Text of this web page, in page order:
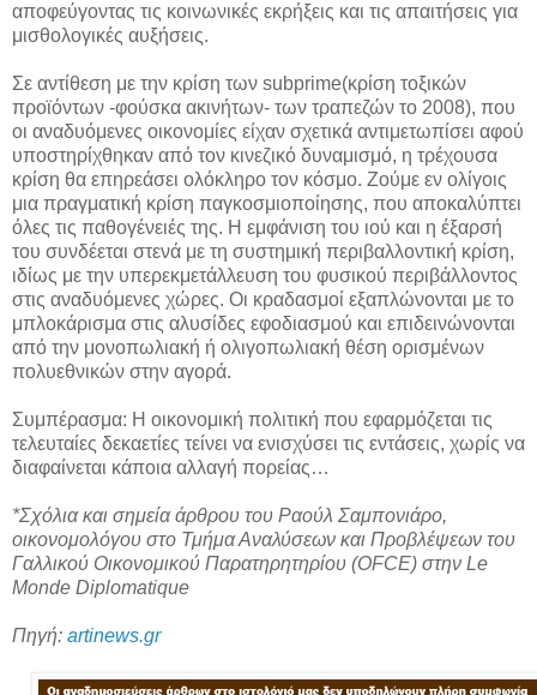
αποφεύγοντας τις κοινωνικές εκρήξεις και τις απαιτήσεις για
μισθολογικές αυξήσεις.
Σε αντίθεση με την κρίση των subprime(κρίση τοξικών
προϊόντων -φούσκα ακινήτων- των τραπεζών το 2008), που
οι αναδυόμενες οικονομίες είχαν σχετικά αντιμετωπίσει αφού
υποστηρίχθηκαν από τον κινεζικό δυναμισμό, η τρέχουσα
κρίση θα επηρεάσει ολόκληρο τον κόσμο. Ζούμε εν ολίγοις
μια πραγματική κρίση παγκοσμιοποίησης, που αποκαλύπτει
όλες τις παθογένειές της. Η εμφάνιση του ιού και η έξαρσή
του συνδέεται στενά με τη συστημική περιβαλλοντική κρίση,
ιδίως με την υπερεκμετάλλευση του φυσικού περιβάλλοντος
στις αναδυόμενες χώρες. Οι κραδασμοί εξαπλώνονται με το
μπλοκάρισμα στις αλυσίδες εφοδιασμού και επιδεινώνονται
από την μονοπωλιακή ή ολιγοπωλιακή θέση ορισμένων
πολυεθνικών στην αγορά.
Συμπέρασμα: Η οικονομική πολιτική που εφαρμόζεται τις
τελευταίες δεκαετίες τείνει να ενισχύσει τις εντάσεις, χωρίς να
διαφαίνεται κάποια αλλαγή πορείας…
*Σχόλια και σημεία άρθρου του Ραούλ Σαμπονιάρο,
οικονομολόγου στο Τμήμα Αναλύσεων και Προβλέψεων του
Γαλλικού Οικονομικού Παρατηρητηρίου (OFCE) στην Le
Monde Diplomatique
Πηγή: artinews.gr